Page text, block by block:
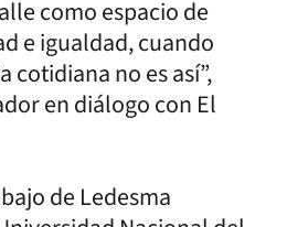
como espacio de
e igualdad, cuando
cotidiana no es así”,
en diálogo con El
de Ledesma